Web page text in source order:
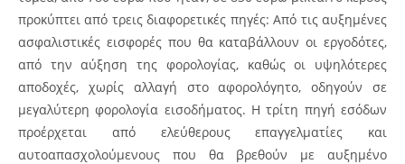
προκύπτει από τρεις διαφορετικές πηγές: Από τις αυξημένες
ασφαλιστικές εισφορές που θα καταβάλλουν οι εργοδότες,
από την αύξηση της φορολογίας, καθώς οι υψηλότερες
αποδοχές, χωρίς αλλαγή στο αφορολόγητο, οδηγούν σε
μεγαλύτερη φορολογία εισοδήματος. Η τρίτη πηγή εσόδων
προέρχεται από ελεύθερους επαγγελματίες και
αυτοαπασχολούμενους που θα βρεθούν με αυξημένο